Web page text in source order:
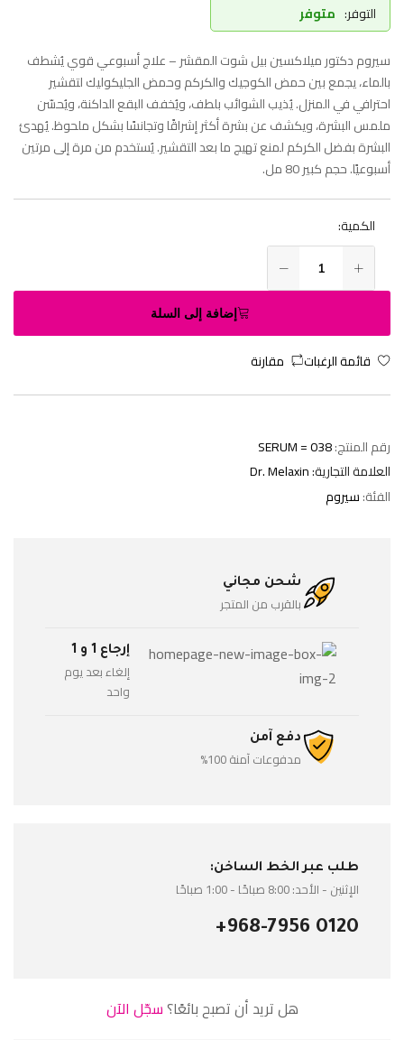
التوفر: متوفر
سيروم دكتور ميلاكسين بيل شوت المقشر – علاج أسبوعي قوي يُشطف
بالماء، يجمع بين حمض الكوجيك والكركم وحمض الجليكوليك لتقشير
احترافي في المنزل. يُذيب الشوائب بلطف، ويُخفف البقع الداكنة، ويُحسّن
ملمس البشرة، ويكشف عن بشرة أكثر إشراقًا وتجانسًا بشكل ملحوظ. يُهدئ
البشرة بفضل الكركم لمنع تهيج ما بعد التقشير. يُستخدم من مرة إلى مرتين
أسبوعيًا. حجم كبير 80 مل.
الكمية:
إضافة إلى السلة
قائمة الرغبات مقارنة
رقم المنتج:SERUM = 038
العلامة التجارية:Dr. Melaxin
الفئة:سيروم
شحن مجاني
بالقرب من المتجر
إرجاع 1 و 1
إلغاء بعد يوم
واحد
دفع آمن
مدفوعات آمنة 100%
طلب عبر الخط الساخن:
الإثنين - الأحد: 8:00 صباحًا - 1:00 صباحًا
+968-7956 0120
هل تريد أن تصبح بائعًا؟سجّل الآن